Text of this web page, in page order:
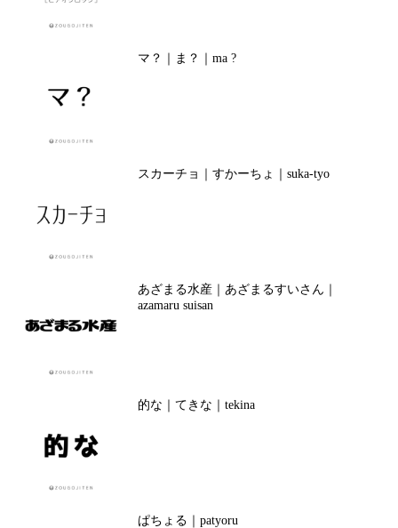
マ？｜ま？｜ma ?
スカーチョ｜すかーちょ｜suka-tyo
あざまる水産｜あざまるすいさん｜
azamaru suisan
的な｜てきな｜tekina
ぱちょる｜patyoru